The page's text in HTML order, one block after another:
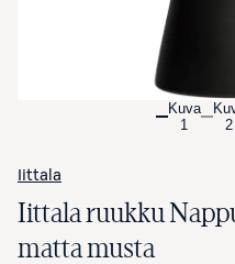
Kuva
1
2
Iittala
Iittala ruukku
matta musta